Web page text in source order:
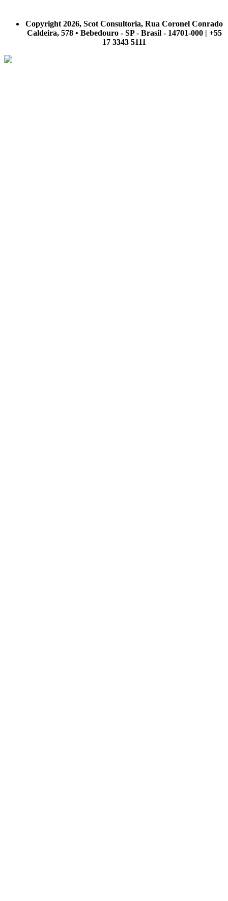
Copyright 2026, Scot Consultoria, Rua Coronel Conrado
Caldeira, 578 • Bebedouro - SP - Brasil - 14701-000 | +55
17 3343 5111